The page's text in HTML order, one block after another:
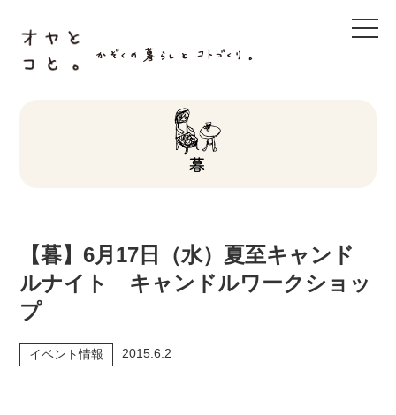
【暮】6月17日（水）夏至キャンド
ルナイト キャンドルワークショッ
プ
イベント情報 2015.6.2
t
o